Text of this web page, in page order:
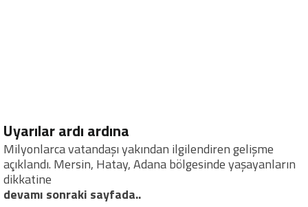
Uyarılar ardı ardına
Milyonlarca vatandaşı yakından ilgilendiren gelişme
açıklandı. Mersin, Hatay, Adana bölgesinde yaşayanların
dikkatine
devamı sonraki sayfada..